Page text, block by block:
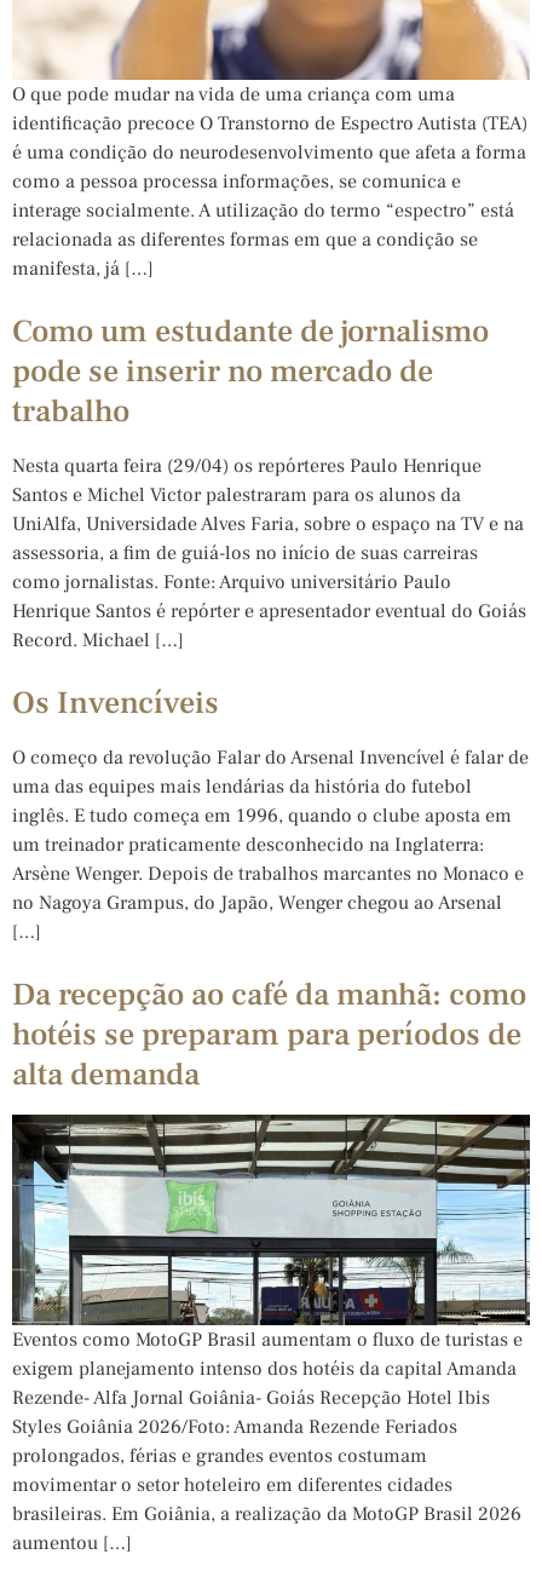
O que pode mudar na vida de uma criança com uma
identificação precoce O Transtorno de Espectro Autista (TEA)
é uma condição do neurodesenvolvimento que afeta a forma
como a pessoa processa informações, se comunica e
interage socialmente. A utilização do termo “espectro” está
relacionada as diferentes formas em que a condição se
manifesta, já […]
Como um estudante de jornalismo
pode se inserir no mercado de
trabalho
Nesta quarta feira (29/04) os repórteres Paulo Henrique
Santos e Michel Victor palestraram para os alunos da
UniAlfa, Universidade Alves Faria, sobre o espaço na TV e na
assessoria, a fim de guiá-los no início de suas carreiras
como jornalistas. Fonte: Arquivo universitário Paulo
Henrique Santos é repórter e apresentador eventual do Goiás
Record. Michael […]
Os Invencíveis
O começo da revolução Falar do Arsenal Invencível é falar de
uma das equipes mais lendárias da história do futebol
inglês. E tudo começa em 1996, quando o clube aposta em
um treinador praticamente desconhecido na Inglaterra:
Arsène Wenger. Depois de trabalhos marcantes no Monaco e
no Nagoya Grampus, do Japão, Wenger chegou ao Arsenal
[…]
Da recepção ao café da manhã: como
hotéis se preparam para períodos de
alta demanda
Eventos como MotoGP Brasil aumentam o fluxo de turistas e
exigem planejamento intenso dos hotéis da capital Amanda
Rezende- Alfa Jornal Goiânia- Goiás Recepção Hotel Ibis
Styles Goiânia 2026/Foto: Amanda Rezende Feriados
prolongados, férias e grandes eventos costumam
movimentar o setor hoteleiro em diferentes cidades
brasileiras. Em Goiânia, a realização da MotoGP Brasil 2026
aumentou […]